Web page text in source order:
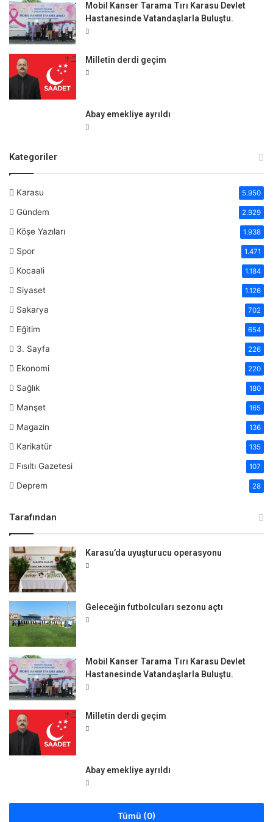
Mobil Kanser Tarama Tırı Karasu Devlet
Hastanesinde Vatandaşlarla Buluştu.
Milletin derdi geçim
Abay emekliye ayrıldı
Kategoriler
Karasu 5.950
Gündem 2.929
Köşe Yazıları 1.938
Spor 1.471
Kocaali 1.184
Siyaset 1.126
Sakarya 702
Eğitim 654
3. Sayfa 226
Ekonomi 220
Sağlık 180
Manşet 165
Magazin 136
Karikatür 135
Fısıltı Gazetesi 107
Deprem 28
Tarafından
Karasu’da uyuşturucu operasyonu
Geleceğin futbolcuları sezonu açtı
Mobil Kanser Tarama Tırı Karasu Devlet
Hastanesinde Vatandaşlarla Buluştu.
Milletin derdi geçim
Abay emekliye ayrıldı
Tümü (0)